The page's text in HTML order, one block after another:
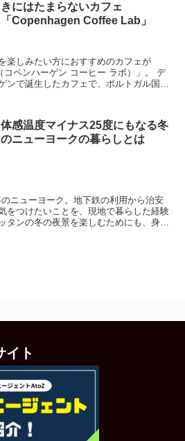
きにはたまらないカフェ
「Copenhagen Coffee Lab」
楽しみたい方におすすめのカフェが
コペンハーゲン コーヒー ラボ）」。 デ
ンで誕生したカフェで、ポルトガル国内
体感温度マイナス25度にもなる冬
のニューヨークの暮らしとは
ニューヨーク。地下鉄の利用から治安
をつけたいことを、現地で暮らした経験
タンの冬の夜景を楽しむためにも、身の
イト